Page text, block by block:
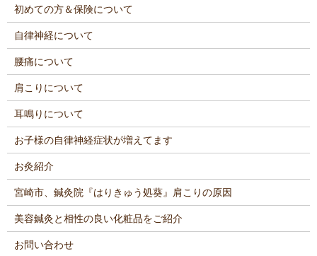
初めての方＆保険について
自律神経について
腰痛について
肩こりについて
耳鳴りについて
お子様の自律神経症状が増えてます
お灸紹介
宮崎市、鍼灸院『はりきゅう処葵』肩こりの原因
美容鍼灸と相性の良い化粧品をご紹介
お問い合わせ